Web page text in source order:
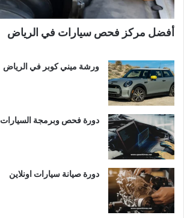
أفضل مركز فحص سيارات في الرياض
ورشة ميني كوبر في الرياض
دورة فحص وبرمجة السيارات
دورة صيانة سيارات اونلاين